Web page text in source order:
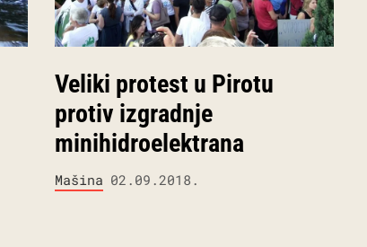
Veliki protest u Pirotu
protiv izgradnje
minihidroelektrana
Mašina 02.09.2018.